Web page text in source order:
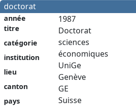
doctorat
année
titre
catégorie
institution
lieu
canton
pays
1987
Doctorat
sciences
économiques
UniGe
Genève
GE
Suisse